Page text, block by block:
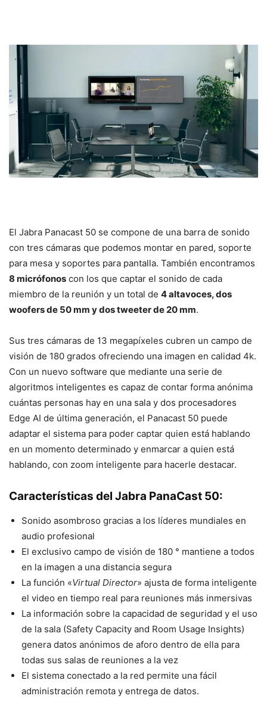
El Jabra Panacast 50 se compone de una barra de sonido
con tres cámaras que podemos montar en pared, soporte
para mesa y soportes para pantalla. También encontramos
8 micrófonos con los que captar el sonido de cada
miembro de la reunión y un total de 4 altavoces, dos
woofers de 50 mm y dos tweeter de 20 mm.
Sus tres cámaras de 13 megapíxeles cubren un campo de
visión de 180 grados ofreciendo una imagen en calidad 4k.
Con un nuevo software que mediante una serie de
algoritmos inteligentes es capaz de contar forma anónima
cuántas personas hay en una sala y dos procesadores
Edge AI de última generación, el Panacast 50 puede
adaptar el sistema para poder captar quien está hablando
en un momento determinado y enmarcar a quien está
hablando, con zoom inteligente para hacerle destacar.
Características del Jabra PanaCast 50:
Sonido asombroso gracias a los líderes mundiales en
audio profesional
El exclusivo campo de visión de 180 ° mantiene a todos
en la imagen a una distancia segura
La función «Virtual Director» ajusta de forma inteligente
el video en tiempo real para reuniones más inmersivas
La información sobre la capacidad de seguridad y el uso
de la sala (Safety Capacity and Room Usage Insights)
genera datos anónimos de aforo dentro de ella para
todas sus salas de reuniones a la vez
El sistema conectado a la red permite una fácil
administración remota y entrega de datos.